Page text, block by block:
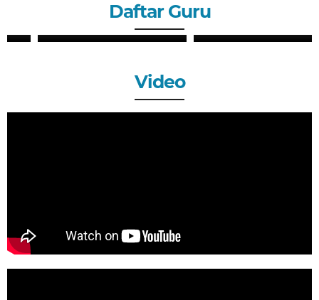
Daftar Guru
ZHERY OKTANDI, S.Pd ANDRI MAULANA, S.Pd
Video